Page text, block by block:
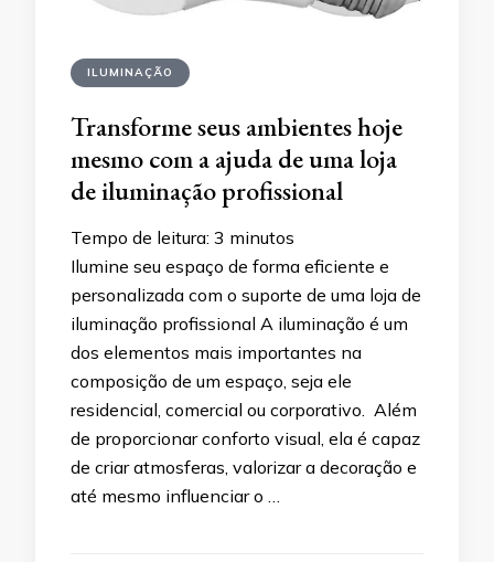
ILUMINAÇÃO
Transforme seus ambientes hoje
mesmo com a ajuda de uma loja
de iluminação profissional
Tempo de leitura: 3 minutos
Ilumine seu espaço de forma eficiente e
personalizada com o suporte de uma loja de
iluminação profissional A iluminação é um
dos elementos mais importantes na
composição de um espaço, seja ele
residencial, comercial ou corporativo. Além
de proporcionar conforto visual, ela é capaz
de criar atmosferas, valorizar a decoração e
até mesmo influenciar o …